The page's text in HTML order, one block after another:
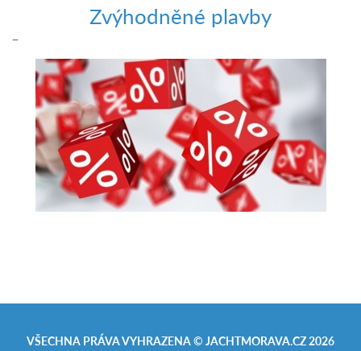
Zvýhodněné plavby
–
VŠECHNA PRÁVA VYHRAZENA © JACHTMORAVA.CZ2026